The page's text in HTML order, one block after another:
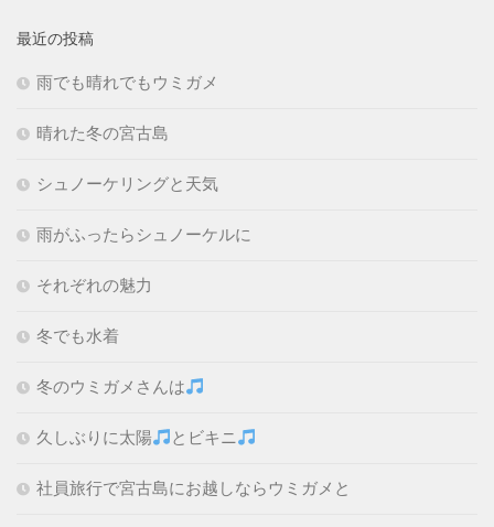
最近の投稿
雨でも晴れでもウミガメ
晴れた冬の宮古島
シュノーケリングと天気
雨がふったらシュノーケルに
それぞれの魅力
冬でも水着
冬のウミガメさんは
久しぶりに太陽 とビキニ
社員旅行で宮古島にお越しならウミガメと